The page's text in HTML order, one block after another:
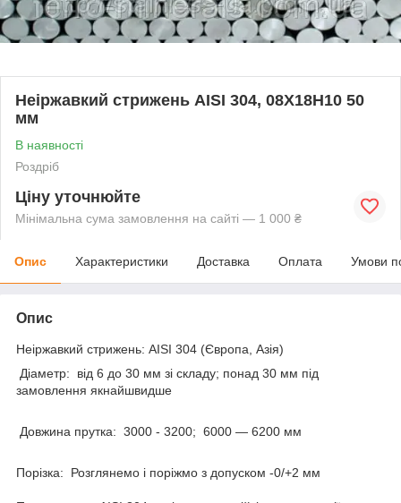
Неіржавкий стрижень AISI 304, 08Х18Н10 50
мм
В наявності
Роздріб
Ціну уточнюйте
Мінімальна сума замовлення на сайті — 1 000 ₴
Опис Характеристики Доставка Оплата Умови
Опис
Неіржавкий стрижень: AISI 304 (Європа, Азія)
Діаметр: від 6 до 30 мм зі складу; понад 30 мм під
замовлення якнайшвидше
Довжина прутка: 3000 - 3200; 6000 — 6200 мм
Порізка: Розглянемо і поріжмо з допуском -0/+2 мм